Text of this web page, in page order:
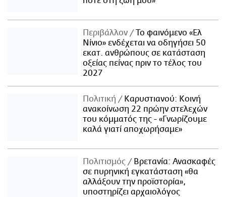
Περιβάλλον
Το φαινόμενο «Ελ
Νίνιο» ενδέχεται να οδηγήσει 50
εκατ. ανθρώπους σε κατάσταση
οξείας πείνας πριν το τέλος του
2027
Πολιτική
Καρυστιανού: Κοινή
ανακοίνωση 22 πρώην στελεχών
του κόμματός της - «Γνωρίζουμε
καλά γιατί αποχωρήσαμε»
Πολιτισμός
Βρετανία: Ανασκαφές
σε πυρηνική εγκατάσταση «θα
αλλάξουν την προϊστορία»,
υποστηρίζει αρχαιολόγος